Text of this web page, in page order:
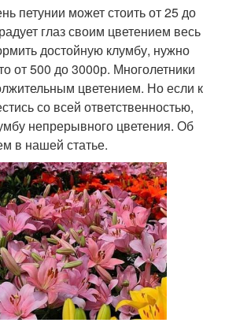
петунии может стоить от 25 до
глаз своим цветением весь
достойную клумбу, нужно
от 500 до 3000р. Многолетники
цветением. Но если к
со всей ответственностью,
непрерывного цветения. Об
в нашей статье.